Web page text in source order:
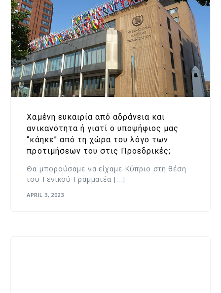
Χαμένη ευκαιρία από αδράνεια και
ανικανότητα ή γιατί ο υποψήφιος μας
“κάηκε” από τη χώρα του λόγο των
προτιμήσεων του στις Προεδρικές;
Θα μπορούσαμε να είχαμε Κύπριο στη θέση
του Γενικού Γραμματέα […]
APRIL 3, 2023